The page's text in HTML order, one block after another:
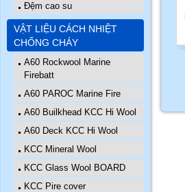
Đệm cao su
VẬT LIỆU CÁCH NHIỆT
CHỐNG CHÁY
A60 Rockwool Marine
Firebatt
A60 PAROC Marine Fire
A60 Builkhead KCC Hi Wool
A60 Deck KCC Hi Wool
KCC Mineral Wool
KCC Glass Wool BOARD
KCC Pire cover